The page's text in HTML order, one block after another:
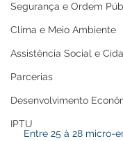
Segurança e Ordem
Clima e Meio Ambiente
Assistência Social e
Parcerias
Desenvolvimento
IPTU